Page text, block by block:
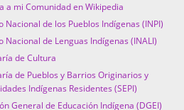
a mi Comunidad en Wikipedia
Nacional de los Pueblos Indígenas (INPI)
Nacional de Lenguas Indígenas (INALI)
de Cultura
de Pueblos y Barrios Originarios y
Indígenas Residentes (SEPI)
General de Educación Indígena (DGEI)